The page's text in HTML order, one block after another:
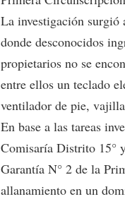
La investigación surgió
donde desconocidos
propietarios no se
entre ellos un teclado
ventilador de pie,
En base a las tareas
Comisaría Distrito 15°
Garantía N° 2 de la
allanamiento en un